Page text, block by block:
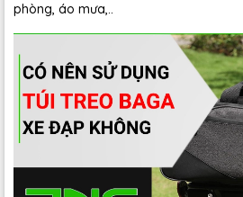
phòng, áo mưa,..